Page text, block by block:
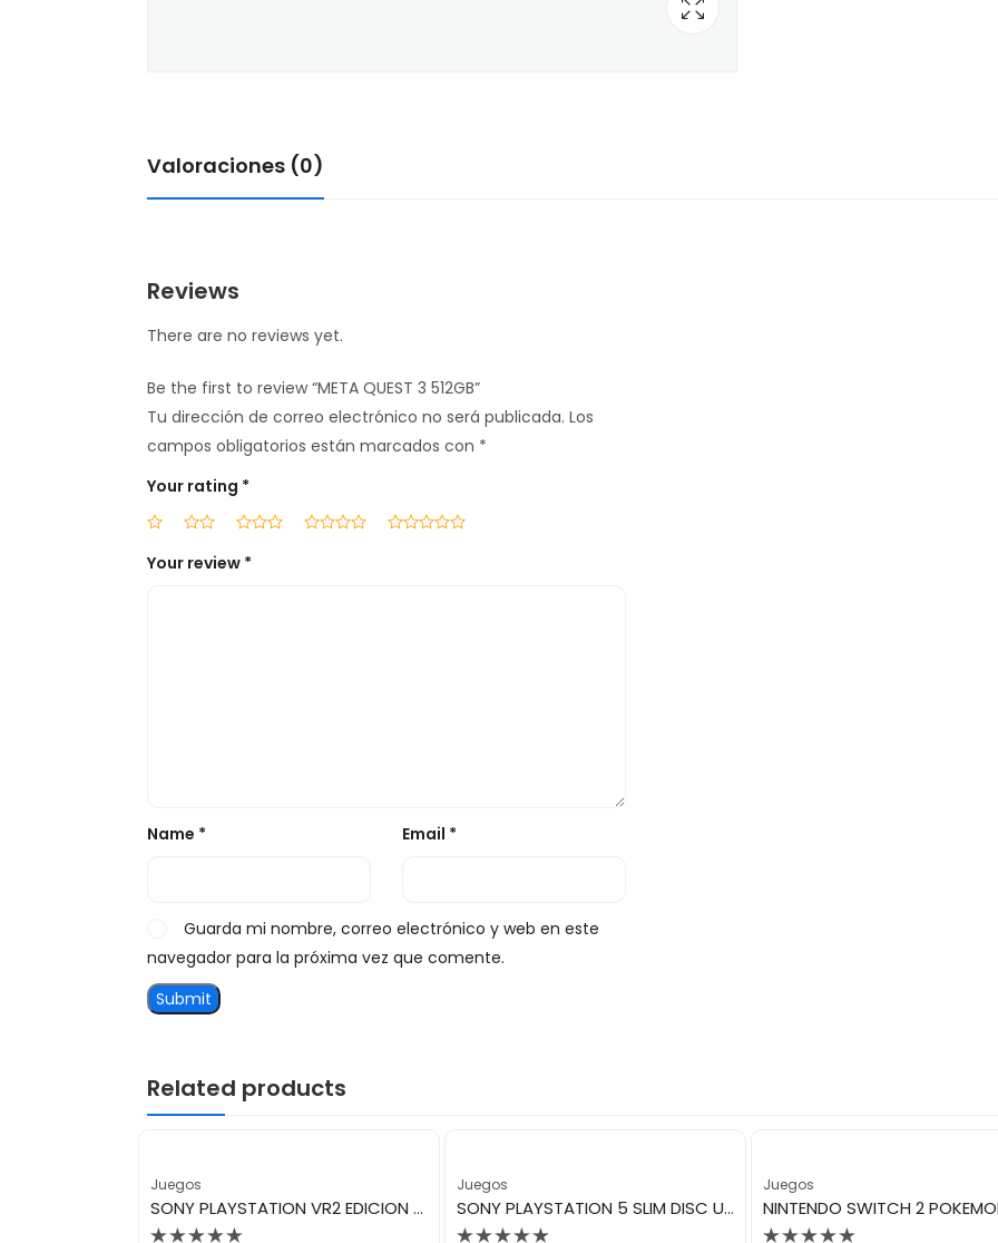
Valoraciones (0)
Reviews
There are no reviews yet.
Be the first to review “META QUEST 3 512GB”
Tu dirección de correo electrónico no será publicada. Los
campos obligatorios están marcados con *
Your rating *
Your review *
Name * Email *
Guarda mi nombre, correo electrónico y web en este
navegador para la próxima vez que comente.
Related products
Juegos
SONY PLAYSTATION VR2 EDICION HORIZON CALL OF THE MOUNTAIN
Juegos
SONY PLAYSTATION 5 SLIM DISC USA
Juegos